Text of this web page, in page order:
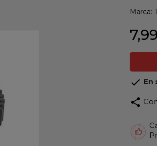
Marca:
 En
share